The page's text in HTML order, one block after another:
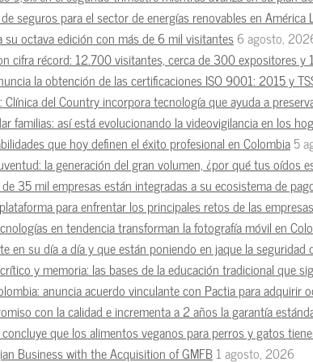
seguros para el sector de energías renovables en América
octava edición con más de 6 mil visitantes6 agosto,
cifra récord: 12.700 visitantes, cerca de 300 expositores y
la obtención de las certificaciones ISO 9001: 2015 y
Clínica del Country incorpora tecnología que ayuda a
familias: así está evolucionando la videovigilancia en los
que hoy definen el éxito profesional en Colombia5
la generación del gran volumen, ¿por qué tus oídos
35 mil empresas están integradas a su ecosistema de
para enfrentar los principales retos de las
en tendencia transforman la fotografía móvil en
en su día a día y que están poniendo en jaque la
y memoria: las bases de la educación tradicional que
anuncia acuerdo vinculante con Pactia para adquirir
con la calidad e incrementa a 2 años la garantía
que los alimentos veganos para perros y gatos
Business with the Acquisition of GMFB1 agosto, 2026